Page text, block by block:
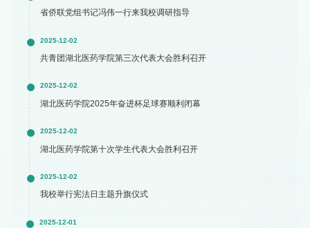
省侨联党组书记冯伟一行来我校调研指导
2025-12-02
共青团湖北医药学院第三次代表大会胜利召开
2025-12-02
湖北医药学院2025年奋进杯足球赛顺利闭幕
2025-12-02
湖北医药学院第十次学生代表大会胜利召开
2025-12-02
我校举行宪法日主题升旗仪式
2025-12-01